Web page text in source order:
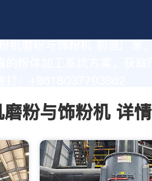
粉体加工系统方案。获取
粉与饰粉机 详